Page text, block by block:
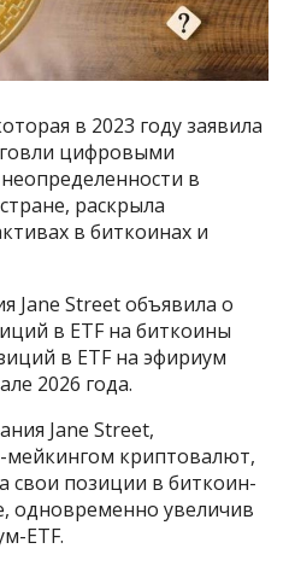
в 2023 году заявила
цифровыми
в
раскрыла
в биткоинах и
Jane Street объявила о
в ETF на биткоины
в ETF на эфириум
2026 года.
Jane Street,
криптовалют,
свои позиции в биткоин-
одновременно увеличив
ETF.